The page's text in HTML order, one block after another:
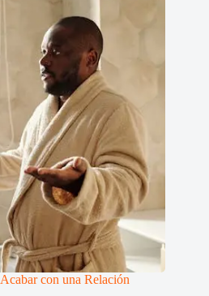
con una Relación